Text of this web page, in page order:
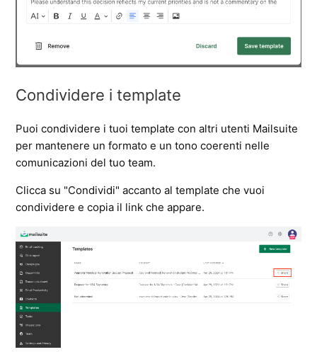
Condividere i template
Puoi condividere i tuoi template con altri utenti Mailsuite
per mantenere un formato e un tono coerenti nelle
comunicazioni del tuo team.
Clicca su "Condividi" accanto al template che vuoi
condividere e copia il link che appare.